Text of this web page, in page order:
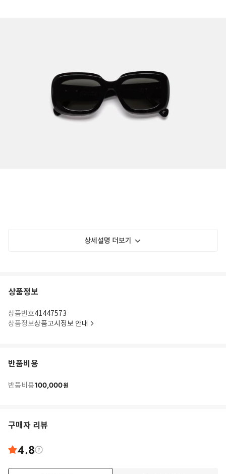
상세설명 더보기
상품정보
상품번호41447573
상품정보상품고시정보 안내
반품비용
반품비용100,000원
구매자 리뷰
4.8